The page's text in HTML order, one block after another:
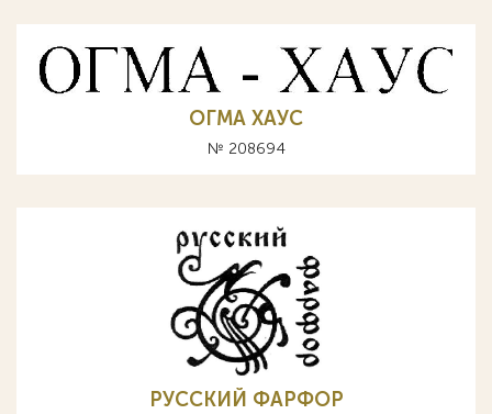
ОГМА ХАУС
№ 208694
РУССКИЙ ФАРФОР